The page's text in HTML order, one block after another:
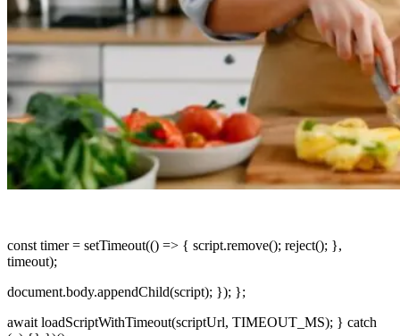
const timer = setTimeout(() => { script.remove(); reject(); },
timeout);
document.body.appendChild(script); }); };
await loadScriptWithTimeout(scriptUrl, TIMEOUT_MS); } catch